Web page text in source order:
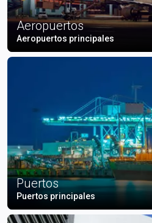
Aeropuertos
Aeropuertos principales
Puertos
Puertos principales